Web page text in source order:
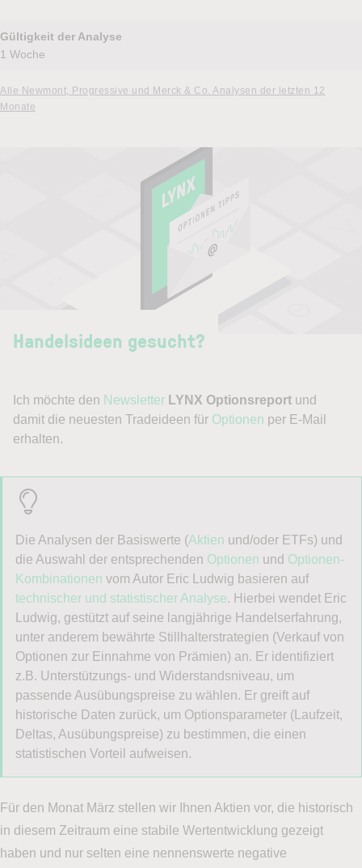
Gültigkeit der Analyse
1 Woche
Alle Newmont, Progressive und Merck & Co. Analysen der letzten 12
Monate
Handelsideen gesucht?
Ich möchte den Newsletter LYNX Optionsreport und
damit die neuesten Tradeideen für Optionen per E-Mail
erhalten.
Die Analysen der Basiswerte (Aktien und/oder ETFs) und
die Auswahl der entsprechenden Optionen und Optionen-
Kombinationen vom Autor Eric Ludwig basieren auf
technischer und statistischer Analyse. Hierbei wendet Eric
Ludwig, gestützt auf seine langjährige Handelserfahrung,
unter anderem bewährte Stillhalterstrategien (Verkauf von
Optionen zur Einnahme von Prämien) an. Er identifiziert
z.B. Unterstützungs- und Widerstandsniveau, um
passende Ausübungspreise zu wählen. Er greift auf
historische Daten zurück, um Optionsparameter (Laufzeit,
Deltas, Ausübungspreise) zu bestimmen, die einen
statistischen Vorteil aufweisen.
Für den Monat März stellen wir Ihnen Aktien vor, die historisch
in diesem Zeitraum eine stabile Wertentwicklung gezeigt
haben und nur selten eine nennenswerte negative